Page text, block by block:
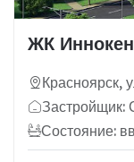
ЖК
Красноярск,
Застройщик:
Состояние: